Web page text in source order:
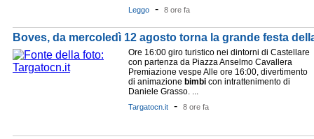
Leggo - 8 ore fa
Boves, da mercoledì 12 agosto torna la grande festa
Ore 16:00 giro turistico nei dintorni di Castellare
con partenza da Piazza Anselmo Cavallera
Premiazione vespe Alle ore 16:00, divertimento
di animazione bimbi con intrattenimento di
Daniele Grasso. ...
Targatocn.it - 8 ore fa